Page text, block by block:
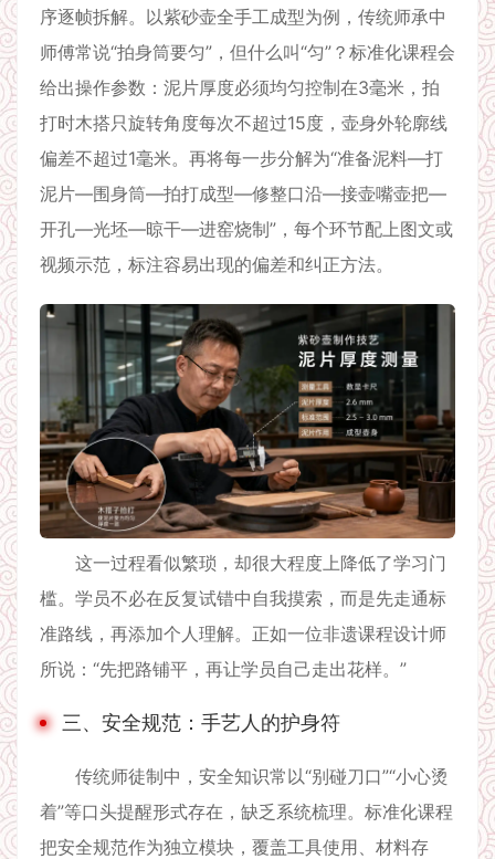
序逐帧拆解。以紫砂壶全手工成型为例，传统师承中
师傅常说“拍身筒要匀”，但什么叫“匀”？标准化课程会
给出操作参数：泥片厚度必须均匀控制在3毫米，拍
打时木搭只旋转角度每次不超过15度，壶身外轮廓线
偏差不超过1毫米。再将每一步分解为“准备泥料—打
泥片—围身筒—拍打成型—修整口沿—接壶嘴壶把—
开孔—光坯—晾干—进窑烧制”，每个环节配上图文或
视频示范，标注容易出现的偏差和纠正方法。
这一过程看似繁琐，却很大程度上降低了学习门
槛。学员不必在反复试错中自我摸索，而是先走通标
准路线，再添加个人理解。正如一位非遗课程设计师
所说：“先把路铺平，再让学员自己走出花样。”
三、安全规范：手艺人的护身符
传统师徒制中，安全知识常以“别碰刀口”“小心烫
着”等口头提醒形式存在，缺乏系统梳理。标准化课程
把安全规范作为独立模块，覆盖工具使用、材料存